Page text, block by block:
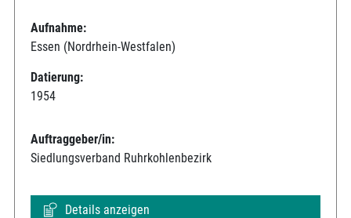
Aufnahme:
Essen (Nordrhein-Westfalen)
Datierung:
1954
Auftraggeber/in:
Siedlungsverband Ruhrkohlenbezirk
Details anzeigen